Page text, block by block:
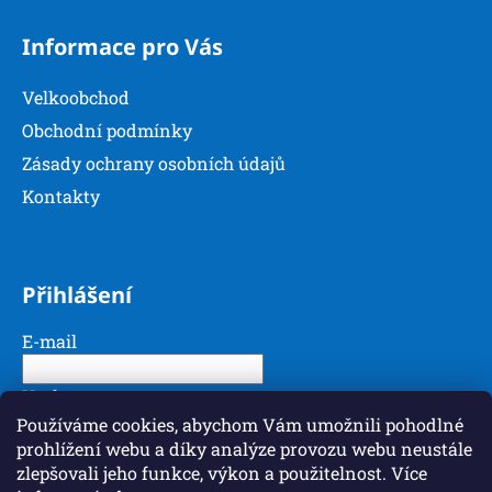
Používáme cookies, abychom Vám umožnili pohodlné
prohlížení webu a díky analýze provozu webu neustále
zlepšovali jeho funkce, výkon a použitelnost. Více
Informace pro Vás
Velkoobchod
Obchodní podmínky
Zásady ochrany osobních údajů
Kontakty
Přihlášení
E-mail
Heslo
PŘIHLÁSIT SE